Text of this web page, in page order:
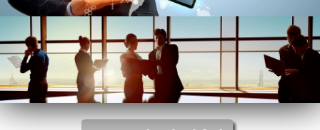
Investitsiya portfeli
Interaktiv xizmatlar
Savol-javob
Sayt xaritasi
Davlat tashkilotlarga murojat yuvorish
Shakl talabnomalar
Aloqalar